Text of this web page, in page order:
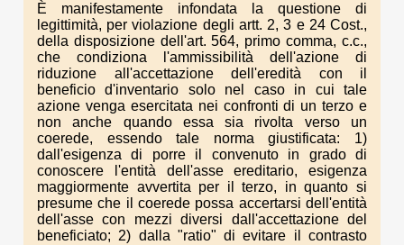
È manifestamente infondata la questione di
legittimità, per violazione degli artt. 2, 3 e 24 Cost.,
della disposizione dell'art. 564, primo comma, c.c.,
che condiziona l'ammissibilità dell'azione di
riduzione all'accettazione dell'eredità con il
beneficio d'inventario solo nel caso in cui tale
azione venga esercitata nei confronti di un terzo e
non anche quando essa sia rivolta verso un
coerede, essendo tale norma giustificata: 1)
dall'esigenza di porre il convenuto in grado di
conoscere l'entità dell'asse ereditario, esigenza
maggiormente avvertita per il terzo, in quanto si
presume che il coerede possa accertarsi dell'entità
dell'asse con mezzi diversi dall'accettazione del
beneficiato; 2) dalla "ratio" di evitare il contrasto